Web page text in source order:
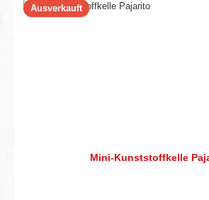
Ausverkauft
Mini-Kunststoffkelle